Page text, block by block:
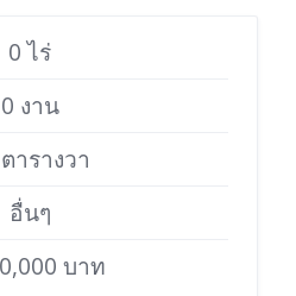
0 ไร่
0 งาน
ารางวา
อื่นๆ
บาท